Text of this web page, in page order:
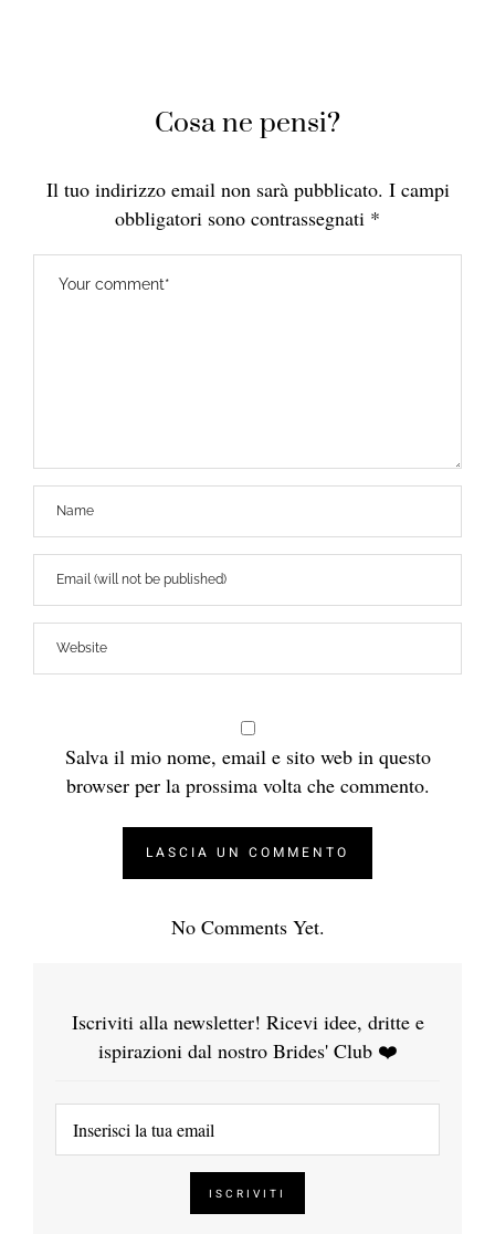
Cosa ne pensi?
Il tuo indirizzo email non sarà pubblicato. I campi
obbligatori sono contrassegnati *
Salva il mio nome, email e sito web in questo
browser per la prossima volta che commento.
No Comments Yet.
Iscriviti alla newsletter! Ricevi idee, dritte e
ispirazioni dal nostro Brides' Club ❤️